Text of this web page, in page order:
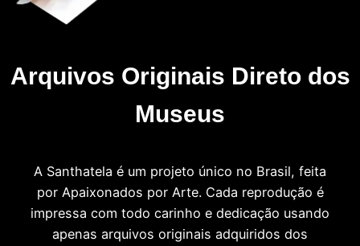
Arquivos Originais Direto dos
Museus
A Santhatela é um projeto único no Brasil, feita
por Apaixonados por Arte. Cada reprodução é
impressa com todo carinho e dedicação usando
apenas arquivos originais adquiridos dos